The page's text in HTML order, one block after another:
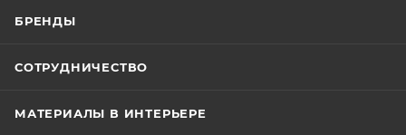
БРЕНДЫ
СОТРУДНИЧЕСТВО
МАТЕРИАЛЫ В ИНТЕРЬЕРЕ